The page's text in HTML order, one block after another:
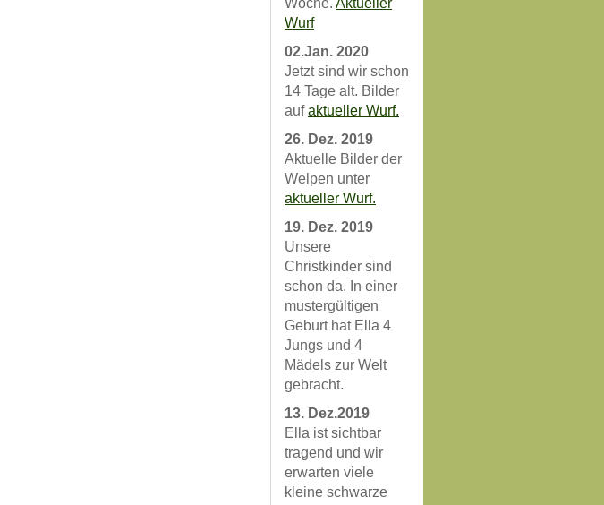
Woche. Aktueller
Wurf
02.Jan. 2020
Jetzt sind wir schon
14 Tage alt. Bilder
aufaktueller Wurf.
26. Dez. 2019
Aktuelle Bilder der
Welpen unter
aktueller Wurf.
19. Dez. 2019
Unsere
Christkinder sind
schon da. In einer
mustergültigen
Geburt hat Ella 4
Jungs und 4
Mädels zur Welt
gebracht.
13. Dez.2019
Ella ist sichtbar
tragend und wir
erwarten viele
kleine schwarze